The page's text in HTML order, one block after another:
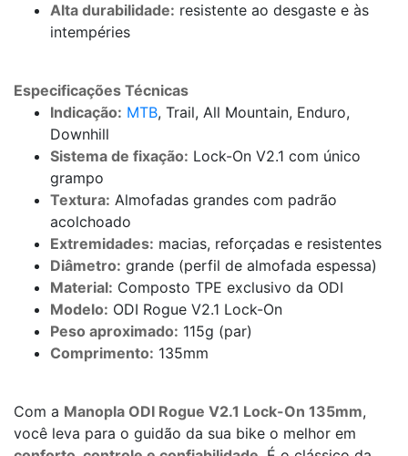
Alta durabilidade: resistente ao desgaste e às
intempéries
Especificações Técnicas
Indicação: MTB, Trail, All Mountain, Enduro,
Downhill
Sistema de fixação: Lock-On V2.1 com único
grampo
Textura: Almofadas grandes com padrão
acolchoado
Extremidades: macias, reforçadas e resistentes
Diâmetro: grande (perfil de almofada espessa)
Material: Composto TPE exclusivo da ODI
Modelo: ODI Rogue V2.1 Lock-On
Peso aproximado: 115g (par)
Comprimento: 135mm
Com a Manopla ODI Rogue V2.1 Lock-On 135mm,
você leva para o guidão da sua bike o melhor em